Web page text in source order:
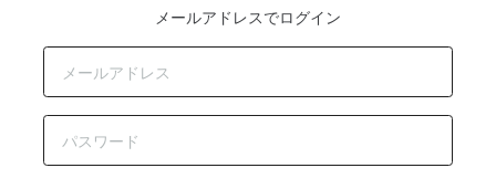
メールアドレスでログイン